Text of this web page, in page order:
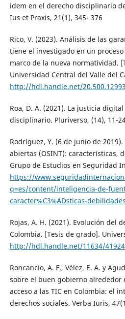
idem en el derecho disciplinario
Ius et Praxis, 21(1), 345- 376
Rico, V. (2023). Análisis de las
tiene el investigado en un
marco de la nueva normatividad.
Universidad Central del Valle del
http://hdl.handle.net/
Roa, D. A. (2021). La justicia
disciplinario. Pluriverso, (14), 11-
Rodríguez, Y. (6 de junio de
abiertas (OSINT): características,
Grupo de Estudios en Seguridad
https://
q=es/content/inteligencia-de-
caracter%C3%ADsticas-
Rojas, A. H. (2021). Evolución del
Colombia. [Tesis de grado].
http://hdl.handle.net/11634/41924
Roncancio, A. F., Vélez, E. A. y
sobre el buen gobierno alrededor
acceso a las TIC en Colombia: el
derechos sociales. Verba Iuris,